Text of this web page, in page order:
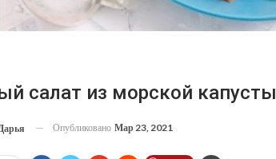
салат из морской капусты
Опубликовано Мар 23, 2021